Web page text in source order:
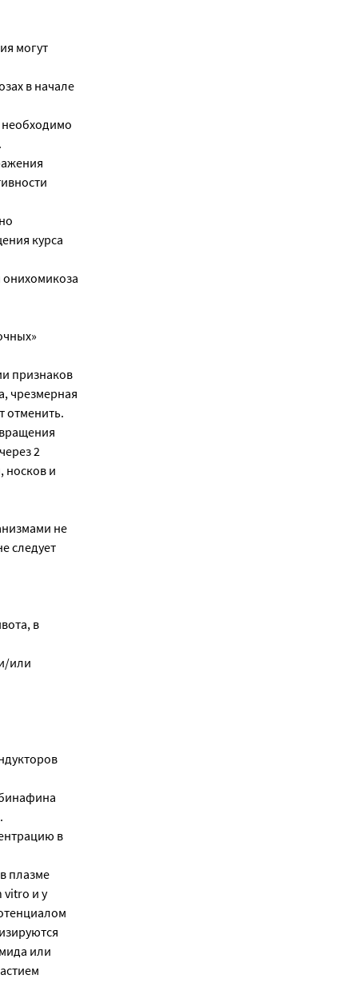
могут
в начале
необходимо
курса
онихомикоза
признаков
чрезмерная
отменить.
2
носков и
не
следует
в
или
в
плазме
vitro и у
или